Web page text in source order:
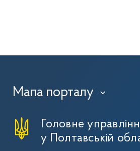
Мапа порталу ›
Головне
у Полтавській